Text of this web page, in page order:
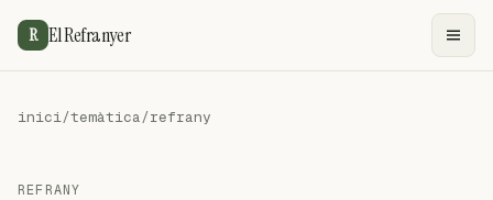
R El Refranyer
inici/temàtica/refrany
REFRANY